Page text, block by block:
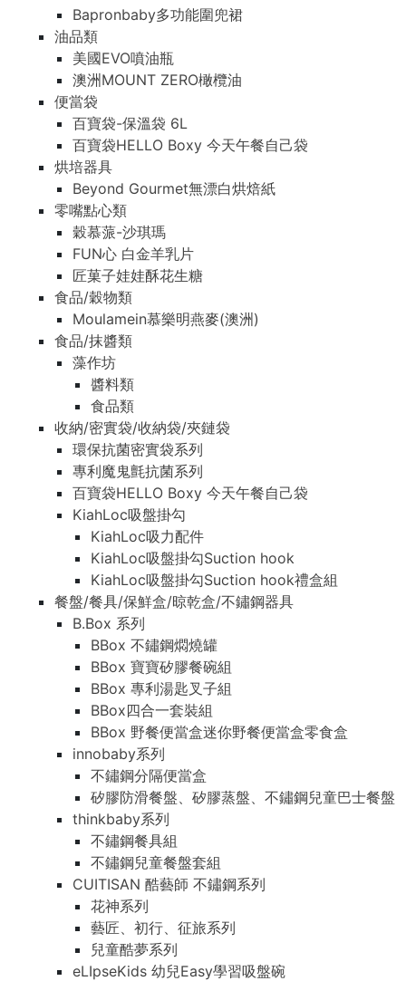
Bapronbaby多功能圍兜裙
油品類
美國EVO噴油瓶
澳洲MOUNT ZERO橄欖油
便當袋
百寶袋-保溫袋 6L
百寶袋HELLO Boxy 今天午餐自己袋
烘培器具
Beyond Gourmet無漂白烘焙紙
零嘴點心類
穀慕蒎-沙琪瑪
FUN心 白金羊乳片
匠菓子娃娃酥花生糖
食品/穀物類
Moulamein慕樂明燕麥(澳洲)
食品/抹醬類
藻作坊
醬料類
食品類
收納/密實袋/收納袋/夾鏈袋
環保抗菌密實袋系列
專利魔鬼氈抗菌系列
百寶袋HELLO Boxy 今天午餐自己袋
KiahLoc吸盤掛勾
KiahLoc吸力配件
KiahLoc吸盤掛勾Suction hook
KiahLoc吸盤掛勾Suction hook禮盒組
餐盤/餐具/保鮮盒/晾乾盒/不鏽鋼器具
B.Box 系列
BBox 不鏽鋼燜燒罐
BBox 寶寶矽膠餐碗組
BBox 專利湯匙叉子組
BBox四合一套裝組
BBox 野餐便當盒迷你野餐便當盒零食盒
innobaby系列
不鏽鋼分隔便當盒
矽膠防滑餐盤、矽膠蒸盤、不鏽鋼兒童巴士餐盤
thinkbaby系列
不鏽鋼餐具組
不鏽鋼兒童餐盤套組
CUITISAN 酷藝師 不鏽鋼系列
花神系列
藝匠、初行、征旅系列
兒童酷夢系列
eLIpseKids 幼兒Easy學習吸盤碗